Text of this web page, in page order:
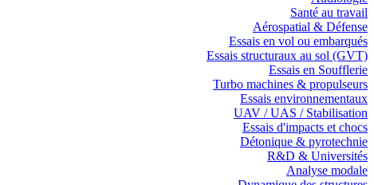
Santé au travail
Aérospatial & Défense
Essais en vol ou embarqués
Essais structuraux au sol (GVT)
Essais en Soufflerie
Turbo machines & propulseurs
Essais environnementaux
UAV / UAS / Stabilisation
Essais d'impacts et chocs
Détonique & pyrotechnie
R&D & Universités
Analyse modale